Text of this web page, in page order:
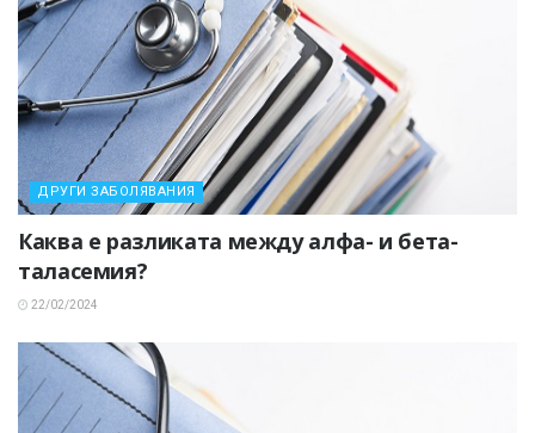
ДРУГИ ЗАБОЛЯВАНИЯ
Каква е разликата между алфа- и бета-
таласемия?
22/02/2024